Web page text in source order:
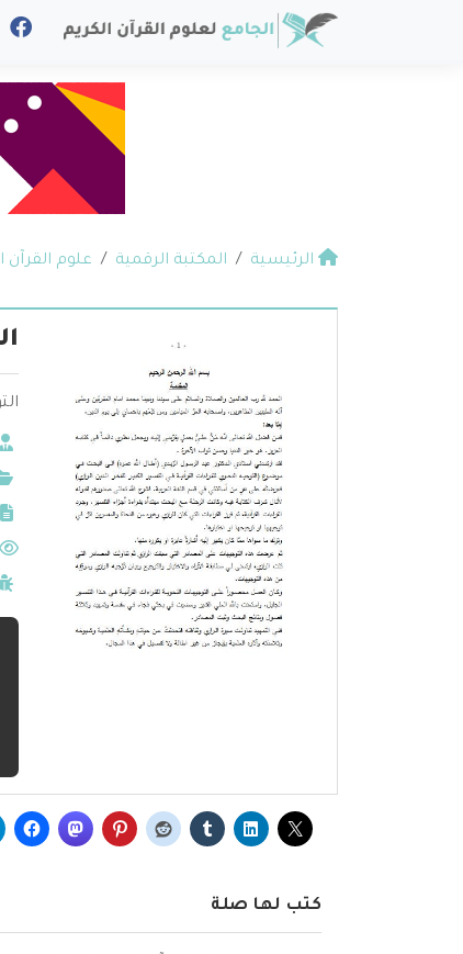
الرئيسية المكتبة الرقمية علوم القرآن
كتب لها صلة